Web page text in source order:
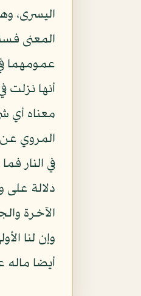
اليسرى،
المعنى
عمومهما
أنها نزلت
معناه أي
المروي
في النار
دلالة على
الآخرة
وإن لنا
أيضا